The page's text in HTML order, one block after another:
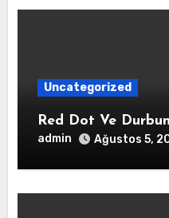
Uncategorized
Red Dot Ve
admin Ağustos 5,